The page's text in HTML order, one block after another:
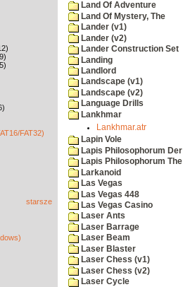
FAT32)
starsze
Land Of Adventure
Land Of Mystery, The
Lander (v1)
Lander (v2)
Lander Construction Set
Landing
Landlord
Landscape (v1)
Landscape (v2)
Language Drills
Lankhmar
Lankhmar.atr
Lapin Vole
Lapis Philosophorum
Lapis Philosophorum
Larkanoid
Las Vegas
Las Vegas 448
Las Vegas Casino
Laser Ants
Laser Barrage
Laser Beam
Laser Blaster
Laser Chess (v1)
Laser Chess (v2)
Laser Cycle